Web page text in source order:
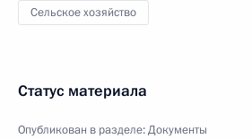
Сельское хозяйство
Статус материала
Опубликован в разделе:Документы